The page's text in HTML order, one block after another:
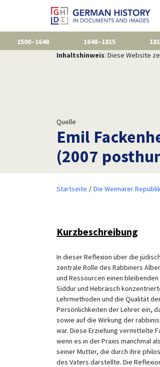
1500–1648 1648–1815
Inhaltshinweis: Diese Website
Quelle
Emil
(2007
Startseite Die Weimarer
Kurzbeschreibung
In dieser Reflexion über die
zentrale Rolle des Rabbiners
und Ressourcen einen
Siddur und Hebräisch
Lehrmethoden und die Qualität
Persönlichkeiten der Lehrer ein,
sowie auf die Wirkung der
war. Diese Erziehung vermittelte
wenn es in der Praxis manchmal
seiner Mutter, die durch ihre
des Vaters darstellte. Die